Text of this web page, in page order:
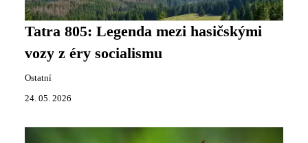
Tatra 805: Legenda mezi hasičskými
vozy z éry socialismu
Ostatní
24. 05. 2026